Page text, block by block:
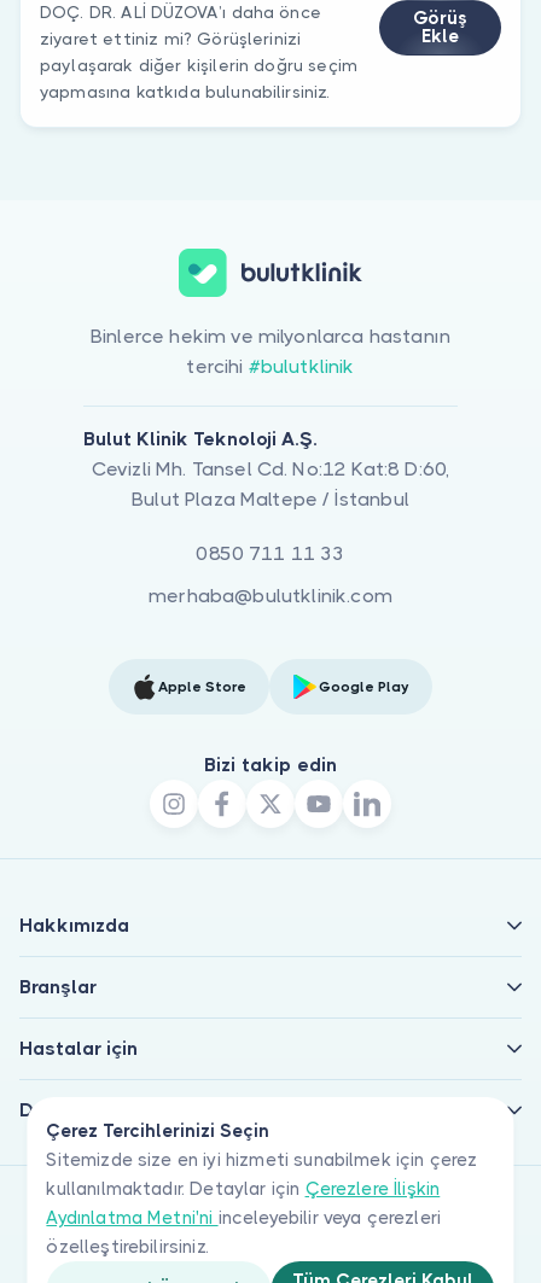
DOÇ. DR. ALİ DÜZOVA’ı daha önce
ziyaret ettiniz mi? Görüşlerinizi
paylaşarak diğer kişilerin doğru seçim
yapmasına katkıda bulunabilirsiniz.
Görüş
Ekle
Çerez Tercihlerinizi Seçin
Sitemizde size en iyi hizmeti sunabilmek için çerez
kullanılmaktadır. Detaylar için Çerezlere İlişkin
Aydınlatma Metni'ni inceleyebilir veya çerezleri
özelleştirebilirsiniz.
Binlerce hekim ve milyonlarca hastanın
tercihi #bulutklinik
Bulut Klinik Teknoloji A.Ş.
Cevizli Mh. Tansel Cd. No:12 Kat:8 D:60,
Bulut Plaza Maltepe / İstanbul
0850 711 11 33
merhaba@bulutklinik.com
Apple Store Google Play
Bizi takip edin
Hakkımızda
Branşlar
Hastalar için
Doktorlar için